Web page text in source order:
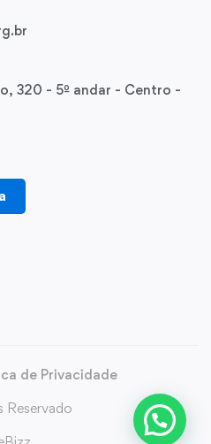
320 - 5º andar - Centro -
de Privacidade
Reservado